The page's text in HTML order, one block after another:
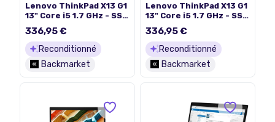
Lenovo ThinkPad X13 G1
13" Core i5 1.7 GHz - SSD
Italien
336,95 €
Reconditionné
Backmarket
Lenovo ThinkPad X13 G1
13" Core i5 1.7 GHz - SSD
Anglais
336,95 €
Reconditionné
Backmarket